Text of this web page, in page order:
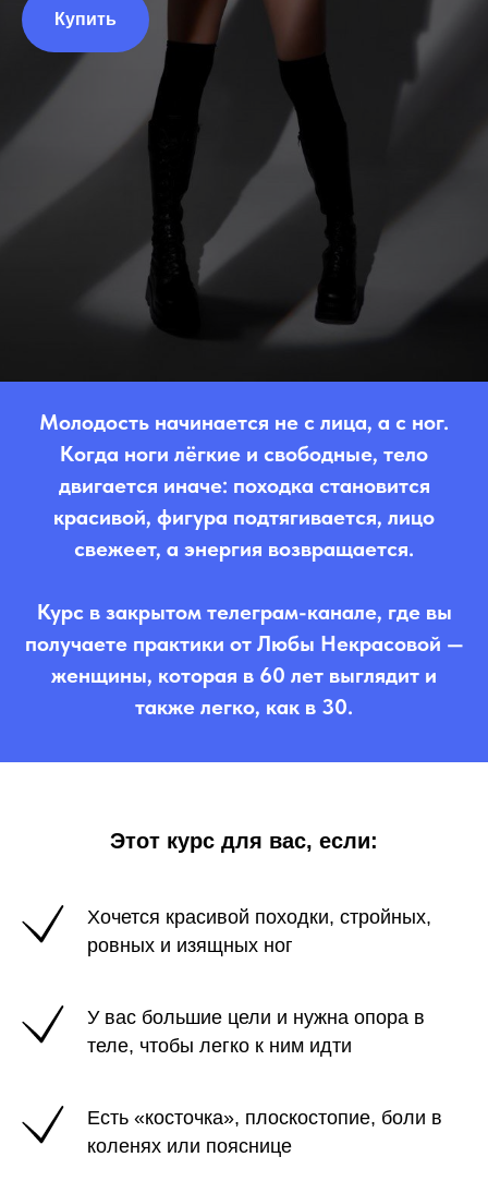
Купить
Молодость начинается не с лица, а с ног.
Когда ноги лёгкие и свободные, тело
двигается иначе: походка становится
красивой, фигура подтягивается, лицо
свежеет, а энергия возвращается.
Курс в закрытом телеграм-канале, где вы
получаете практики от Любы Некрасовой —
женщины, которая в 60 лет выглядит и
также легко, как в 30.
Этот курс для вас, если:
Хочется красивой походки, стройных,
ровных и изящных ног
У вас большие цели и нужна опора в
теле, чтобы легко к ним идти
Есть «косточка», плоскостопие, боли в
коленях или пояснице